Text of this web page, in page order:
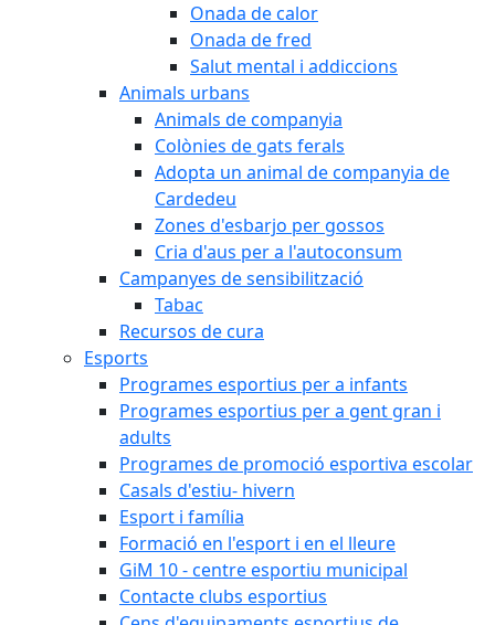
Onada de calor
Onada de fred
Salut mental i addiccions
Animals urbans
Animals de companyia
Colònies de gats ferals
Adopta un animal de companyia de
Cardedeu
Zones d'esbarjo per gossos
Cria d'aus per a l'autoconsum
Campanyes de sensibilització
Tabac
Recursos de cura
Esports
Programes esportius per a infants
Programes esportius per a gent gran i
adults
Programes de promoció esportiva escolar
Casals d'estiu- hivern
Esport i família
Formació en l'esport i en el lleure
GiM 10 - centre esportiu municipal
Contacte clubs esportius